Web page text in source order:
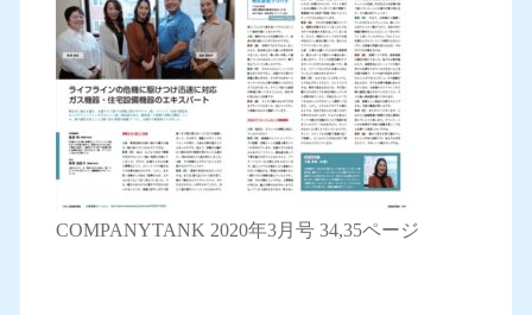
COMPANYTANK 2020年3月号 34,35ページ